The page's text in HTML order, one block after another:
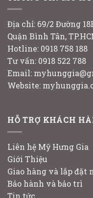
Địa chỉ: 69/2 Đường
Quận Bình Tân,
Hotline: 0918 758 188
Tư vấn: 0918 522 788
Email:
Website:
HỖ TRỢ KHÁCH
Liên hệ Mỹ Hưng Gia
Giới Thiệu
Giao hàng và lắp đặt
Bảo hành và bảo trì
Tin tức